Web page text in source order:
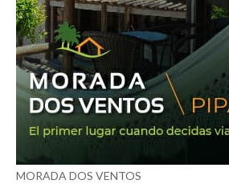
MORADA DOS VENTOS